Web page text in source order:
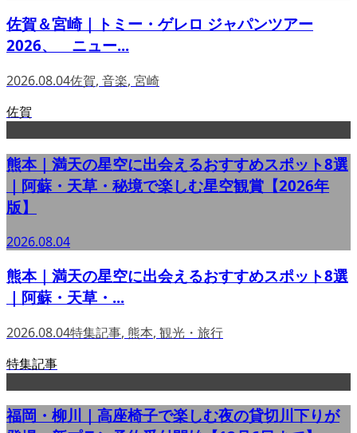
佐賀＆宮崎｜トミー・ゲレロ ジャパンツアー
2026、 ニュー...
2026.08.04佐賀, 音楽, 宮崎
佐賀
熊本｜満天の星空に出会えるおすすめスポット8選
｜阿蘇・天草・秘境で楽しむ星空観賞【2026年
版】
2026.08.04
熊本｜満天の星空に出会えるおすすめスポット8選
｜阿蘇・天草・...
2026.08.04特集記事, 熊本, 観光・旅行
特集記事
福岡・柳川｜高座椅子で楽しむ夜の貸切川下りが